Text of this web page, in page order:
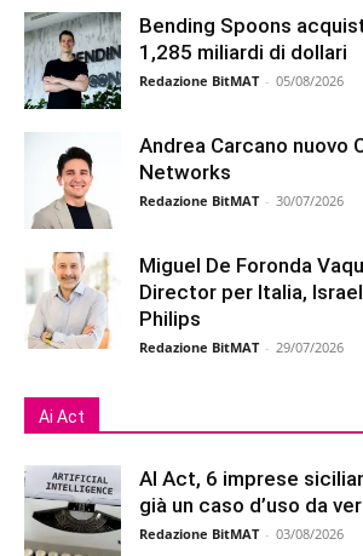
Bending Spoons
1,285 miliardi di dollari
Redazione BitMAT - 05/08/2026
Andrea Carcano nuovo
Networks
Redazione BitMAT - 30/07/2026
Miguel De Foronda
Director per Italia,
Philips
Redazione BitMAT - 29/07/2026
Ai Act
AI Act, 6 imprese
già un caso d’uso da
Redazione BitMAT - 03/08/2026